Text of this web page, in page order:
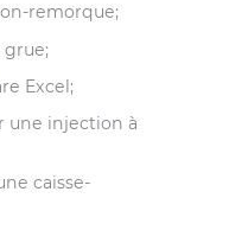
remorque;
grue;
Excel;
une injection à
caisse-